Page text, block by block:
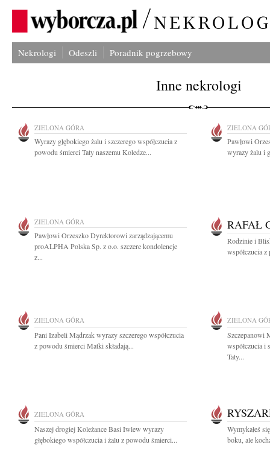
Nekrologi Odeszli Poradnik pogrzebowy
Inne nekrologi
ZIELONA GÓRA
Wyrazy głębokiego żalu i szczerego współczucia z
powodu śmierci Taty naszemu Koledze...
ZIELONA
Pawłowi
wyrazy żalu i
ZIELONA GÓRA
Pawłowi Orzeszko Dyrektorowi zarządzającemu
proALPHA Polska Sp. z o.o. szczere kondolencje
z...
RAFAŁ
Rodzinie i
współczucia
ZIELONA GÓRA
Pani Izabeli Mądrzak wyrazy szczerego współczucia
z powodu śmierci Matki składają...
ZIELONA
Szczepanowi
współczucia i
Taty...
ZIELONA GÓRA
Naszej drogiej Koleżance Basi Iwlew wyrazy
głębokiego współczucia i żalu z powodu śmierci...
Wymykałeś
boku, ale